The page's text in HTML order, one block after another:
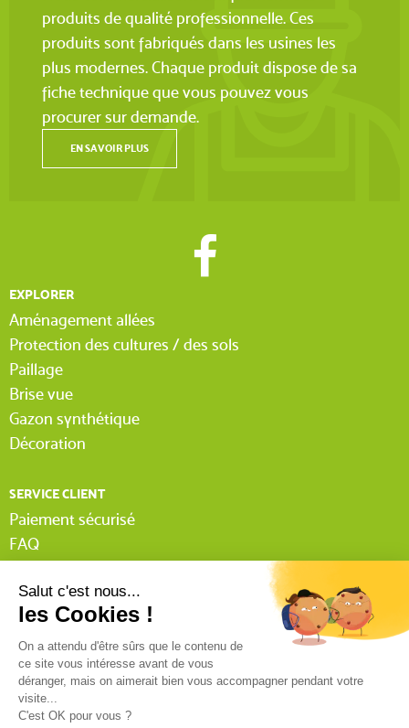
produits de qualité professionnelle. Ces
produits sont fabriqués dans les usines les
plus modernes. Chaque produit dispose de sa
fiche technique que vous pouvez vous
procurer sur demande.
EN SAVOIR PLUS
EXPLORER
Aménagement allées
Protection des cultures / des sols
Paillage
Brise vue
Gazon synthétique
Décoration
SERVICE CLIENT
Paiement sécurisé
FAQ
Lexique Tissnet
Suivi commande invité
Contactez-nous